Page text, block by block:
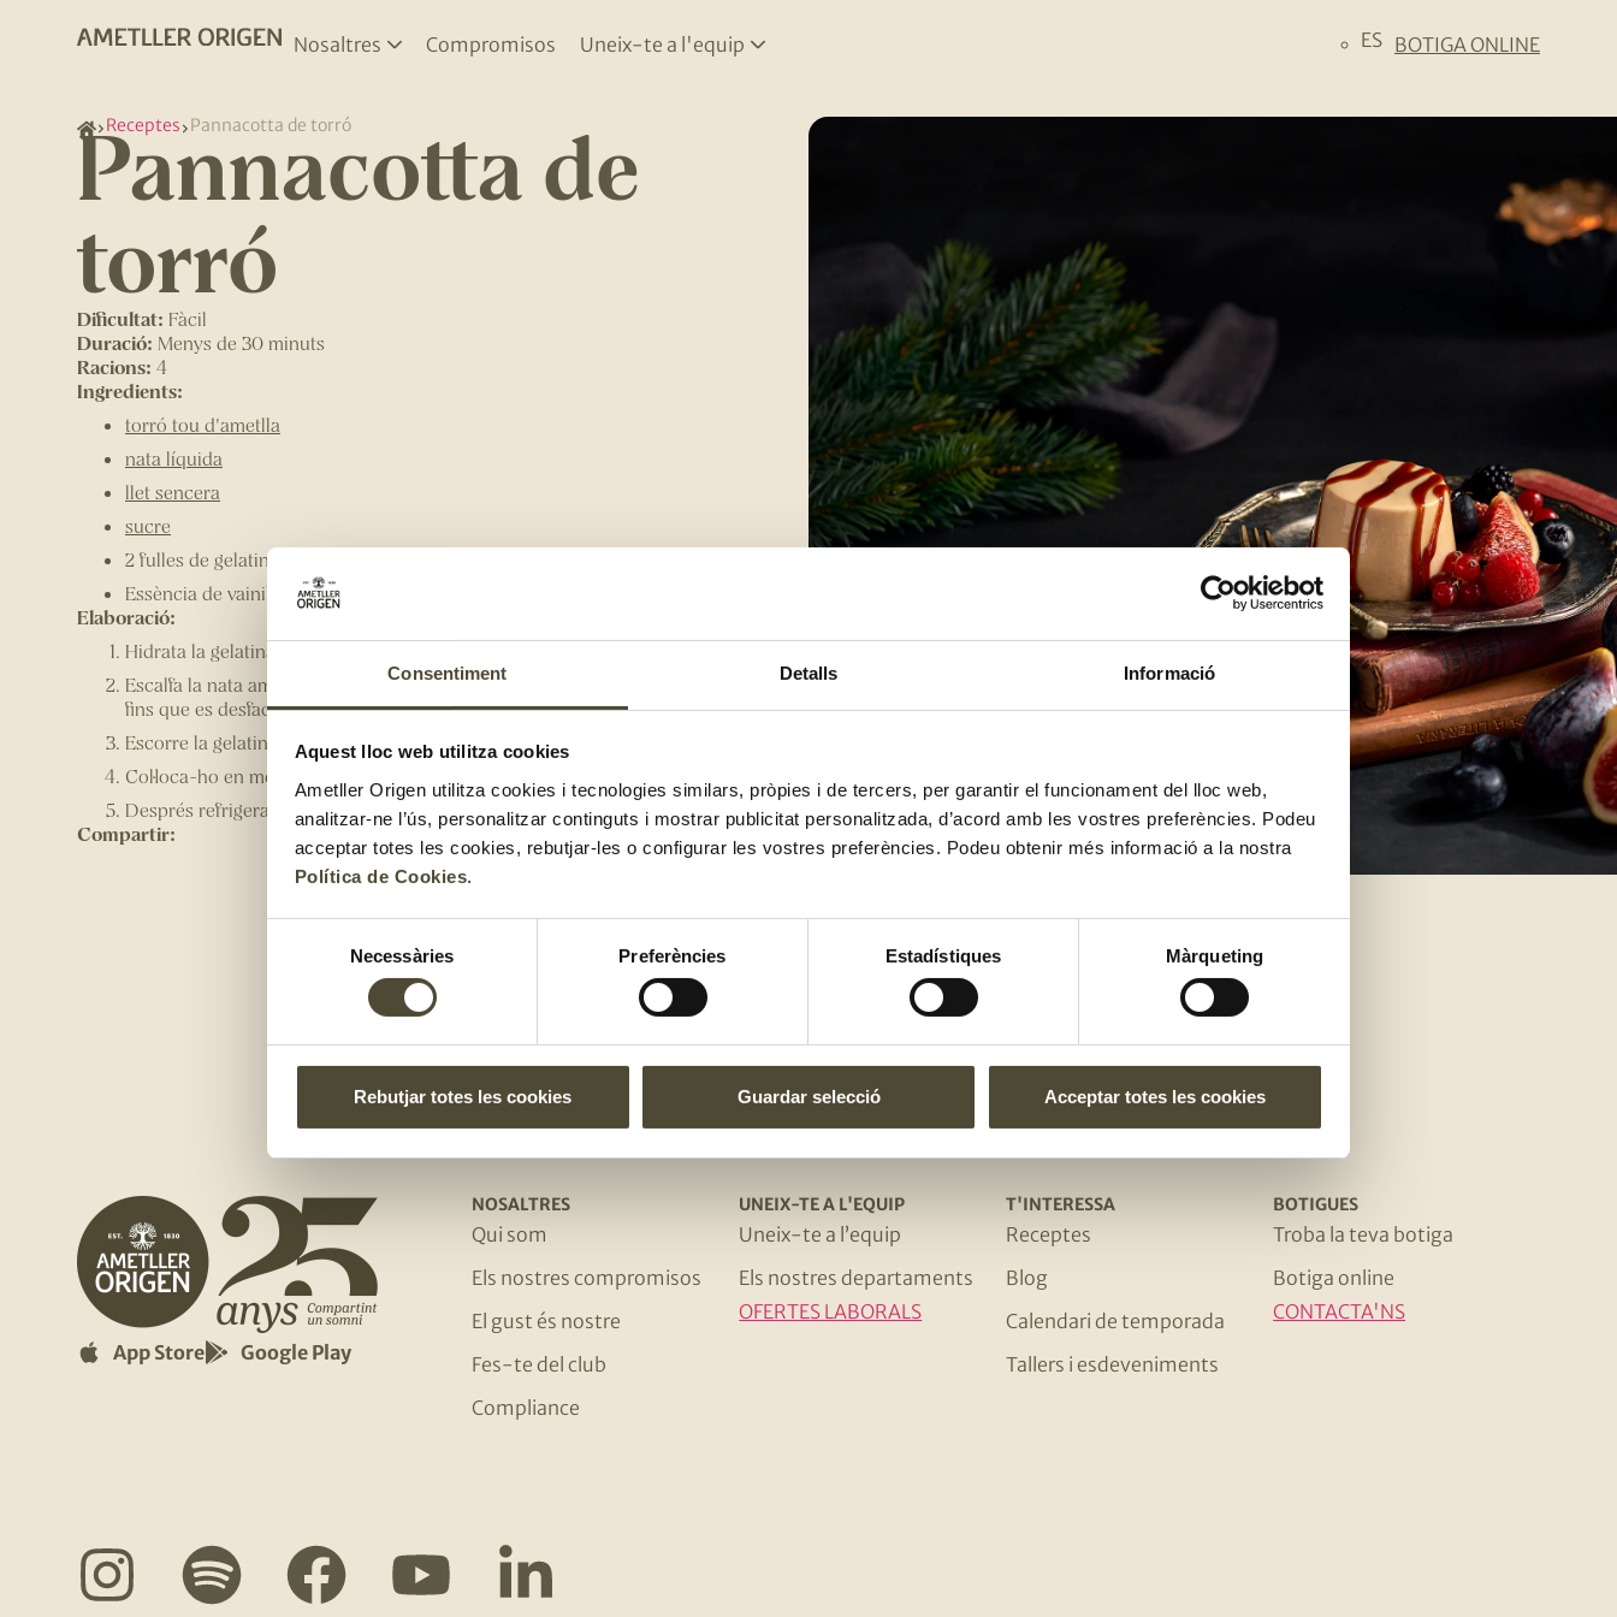
Consentiment Detalls Informació
Aquest lloc web utilitza cookies
Ametller Origen utilitza cookies i tecnologies similars, pròpies i de tercers, per garantir el funcionament del lloc web,
analitzar-ne l’ús, personalitzar continguts i mostrar publicitat personalitzada, d’acord amb les vostres preferències. Podeu
acceptar totes les cookies, rebutjar-les o configurar les vostres preferències. Podeu obtenir més informació a la nostra
Política de Cookies.
consentiment
Necessàries Preferències Estadístiques Màrqueting
Rebutjar totes les cookies Guardar selecció Acceptar totes les cookies
Nosaltres Compromisos Uneix-te a l'equip ES BOTIGA ONLINE
Receptes Pannacotta de torró
Pannacotta de
torró
Dificultat: Fàcil
Duració: Menys de 30 minuts
Racions: 4
Ingredients:
torró tou d'ametlla
nata líquida
llet sencera
sucre
2 fulles de gelatina
Essència de vainilla (opcional)
Elaboració:
Hidrata la gelatina en aigua freda uns 5 minuts.
Escalfa la nata amb la let, el sucre i la vainilla, incorpora el torró triturat i remena
fins que es desfaci completament.
Escorre la gelatina i afegeix-la, barreja bé.
Col·loca-ho en motlles i deixa refredar a temperatura ambient.
Després refrigera durant almenys 4 hores a la nevera.
Compartir:
El gust és nostre
App Store Google Play
NOSALTRES
Qui som
Els nostres compromisos
El gust és nostre
Fes-te del club
Compliance
UNEIX-TE A L'EQUIP
Uneix-te a l’equip
Els nostres departaments
OFERTES LABORALS
T'INTERESSA
Receptes
Blog
Calendari de temporada
Tallers i esdeveniments
BOTIGUES
Troba la teva botiga
Botiga online
CONTACTA'NS